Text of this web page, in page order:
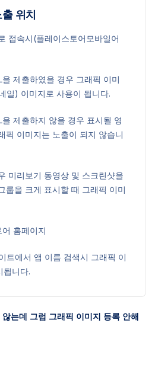
위치
접속시(플레이스토어모바일어
제출하였을 경우 그래픽 이미
일) 이미지로 사용이 됩니다.
제출하지 않을 경우 표시될 영
픽 이미지는 노출이 되지 않습니
미리보기 동영상 및 스크린샷을
룹을 크게 표시할 때 그래픽 이미
홈페이지
트에서 앱 이름 검색시 그래픽 이
됩니다.
는데 그럼 그래픽 이미지 등록 안해